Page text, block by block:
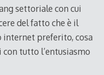
settoriale con cui
del fatto che è il
preferito, cosa
tutto l’entusiasmo